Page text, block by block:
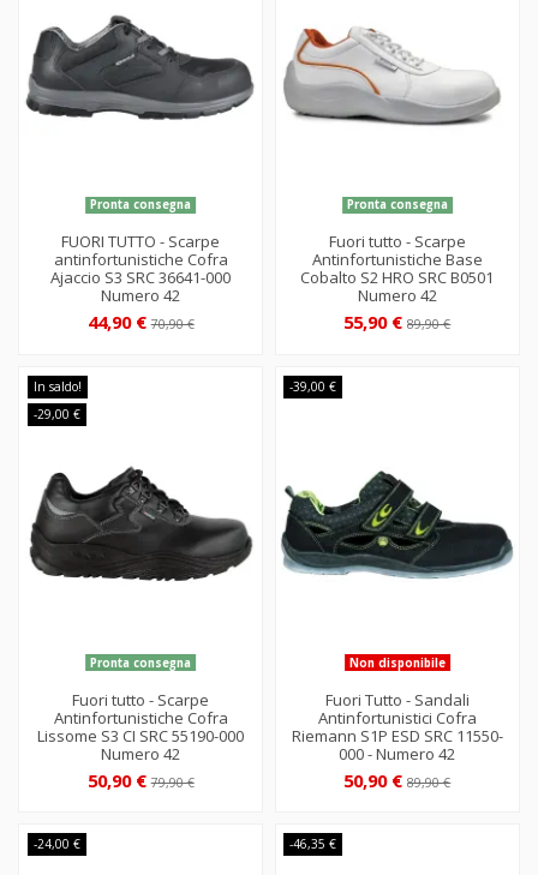
Pronta consegna
FUORI TUTTO - Scarpe
antinfortunistiche Cofra
Ajaccio S3 SRC 36641-000
Numero 42
44,90 €70,90 €
Pronta consegna
Fuori tutto - Scarpe
Antinfortunistiche Base
Cobalto S2 HRO SRC B0501
Numero 42
55,90 €89,90 €
In saldo!
-29,00 €
Pronta consegna
Fuori tutto - Scarpe
Antinfortunistiche Cofra
Lissome S3 CI SRC 55190-000
Numero 42
50,90 €79,90 €
-39,00 €
Non disponibile
Fuori Tutto - Sandali
Antinfortunistici Cofra
Riemann S1P ESD SRC 11550-
000 - Numero 42
50,90 €89,90 €
-24,00 € -46,35 €